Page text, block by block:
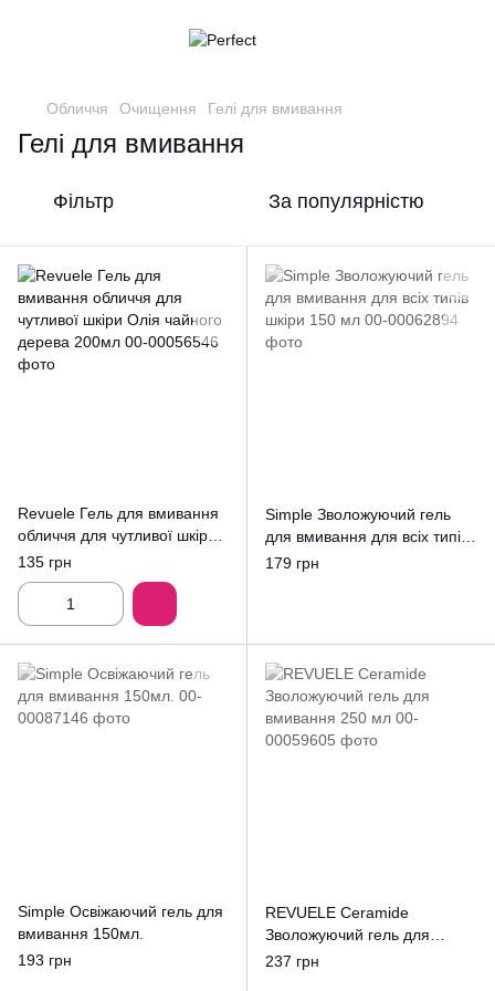
Обличчя Очищення Гелі для вмивання
Гелі для вмивання
Фільтр За популярністю
Revuele Гель для вмивання
обличчя для чутливої шкіри
Олія чайного дерева 200мл
135 грн
Simple Зволожуючий гель
для вмивання для всіх типів
шкіри 150 мл
179 грн
Simple Освіжаючий гель для
вмивання 150мл.
193 грн
REVUELE Ceramide
Зволожуючий гель для
вмивання 250 мл
237 грн